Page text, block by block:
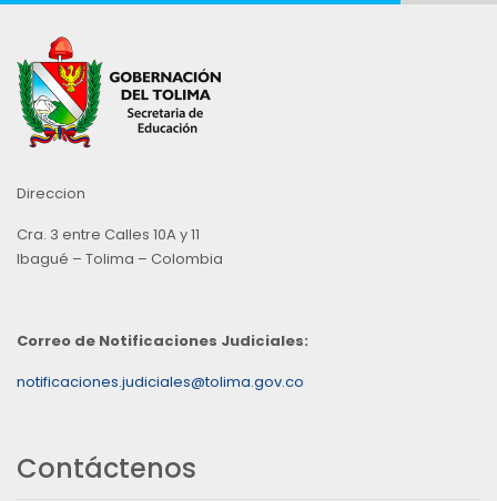
Direccion
Cra. 3 entre Calles 10A y 11
Ibagué – Tolima – Colombia
Correo de Notificaciones Judiciales:
notificaciones.judiciales@tolima.gov.co
Contáctenos